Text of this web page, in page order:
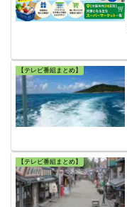
【テレビ番組まとめ】
【テレビ番組まとめ】